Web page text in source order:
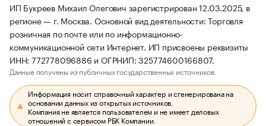
ИП Букреев Михаил Олегович зарегистрирован 12.03.2025, в
регионе — г. Москва. Основной вид деятельности: Торговля
розничная по почте или по информационно-
коммуникационной сети Интернет. ИП присвоены реквизиты
ИНН: 772778096886 и ОГРНИП: 325774600166807.
Данные получены из публичных государственных источников.
Информация носит справочный характер и сгенерирована на
основании данных из открытых источников.
Компания не является пользователем и не имеет деловых
отношений с сервисом РБК Компании.